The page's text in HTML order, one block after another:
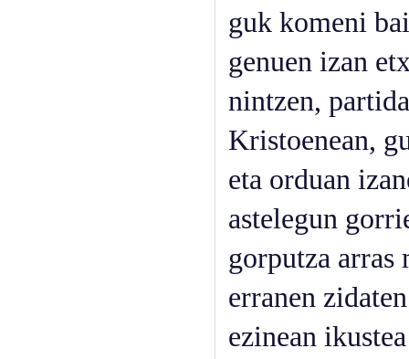
guk komeni
genuen izan
nintzen,
Kristoenean,
eta orduan
astelegun
gorputza
erranen
ezinean